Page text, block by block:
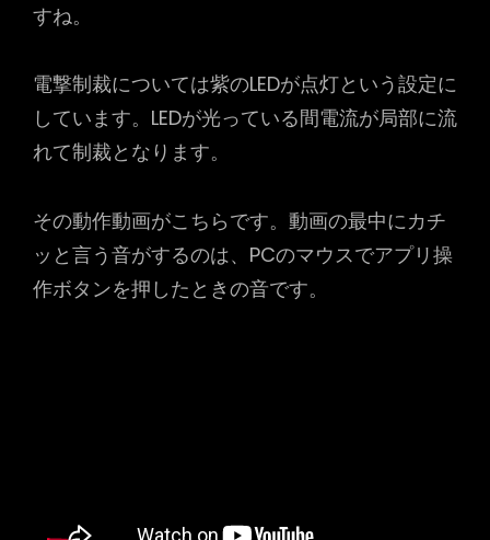
すね。
電撃制裁については紫のLEDが点灯という設定に
しています。LEDが光っている間電流が局部に流
れて制裁となります。
その動作動画がこちらです。動画の最中にカチ
ッと言う音がするのは、PCのマウスでアプリ操
作ボタンを押したときの音です。